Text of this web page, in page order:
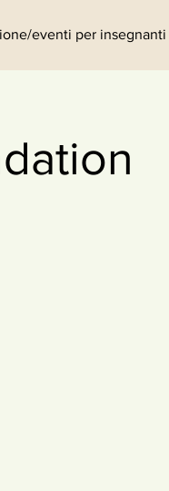
eventi per insegnanti